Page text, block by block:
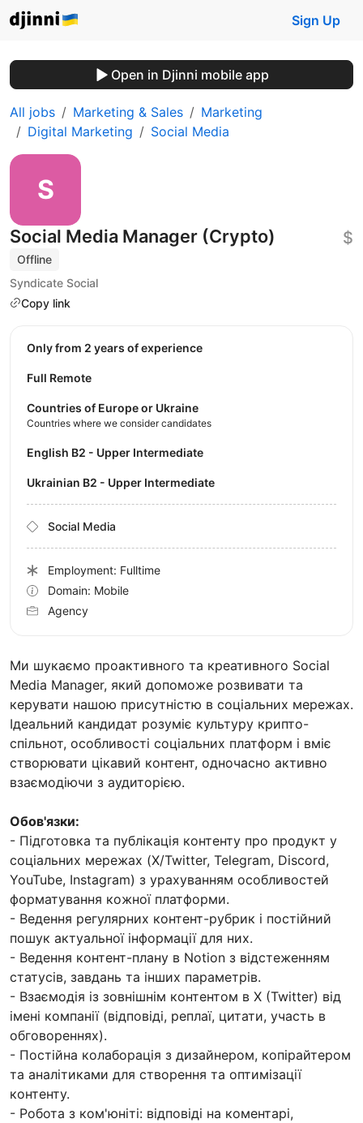
Sign Up
Open in Djinni mobile app
All jobs Marketing & Sales
Marketing
Digital Marketing
Social Media
Social Media Manager (Crypto)
Offline
Syndicate Social
Copy link
$
Ми шукаємо проактивного та креативного Social
Media Manager, який допоможе розвивати та
керувати нашою присутністю в соціальних мережах.
Ідеальний кандидат розуміє культуру крипто-
спільнот, особливості соціальних платформ і вміє
створювати цікавий контент, одночасно активно
взаємодіючи з аудиторією.
Обов'язки:
- Підготовка та публікація контенту про продукт у
соціальних мережах (X/Twitter, Telegram, Discord,
YouTube, Instagram) з урахуванням особливостей
форматування кожної платформи.
- Ведення регулярних контент-рубрик і постійний
пошук актуальної інформації для них.
- Ведення контент-плану в Notion з відстеженням
статусів, завдань та інших параметрів.
- Взаємодія із зовнішнім контентом в X (Twitter) від
імені компанії (відповіді, реплаї, цитати, участь в
обговореннях).
- Постійна колаборація з дизайнером, копірайтером
та аналітиками для створення та оптимізації
контенту.
- Робота з ком'юніті: відповіді на коментарі,
Only from 2 years of experience
Full Remote
Countries of Europe or Ukraine
Countries where we consider candidates
English B2 - Upper Intermediate
Ukrainian B2 - Upper Intermediate
Social Media
Employment: Fulltime
Domain: Mobile
Agency